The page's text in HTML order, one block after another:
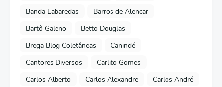
Banda Labaredas
Barros de Alencar
Bartô Galeno
Betto Douglas
Brega Blog Coletâneas
Canindé
Cantores Diversos
Carlito Gomes
Carlos Alberto
Carlos Alexandre
Carlos André